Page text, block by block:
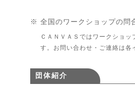
※ 全国のワークショップの問
ＣＡＮＶＡＳではワークショ
す。お問い合わせ・ご連絡は
団体紹介